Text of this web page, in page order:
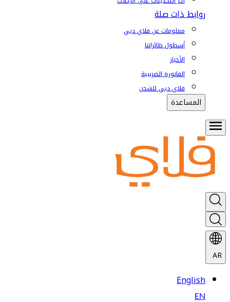
روابط ذات صلة
معلومات عن فلاي دبي
أسطول طائراتنا
الأخبار
الفاتورة الضريبية
فلاي دبي للشحن
المساعدة
AR
English
EN